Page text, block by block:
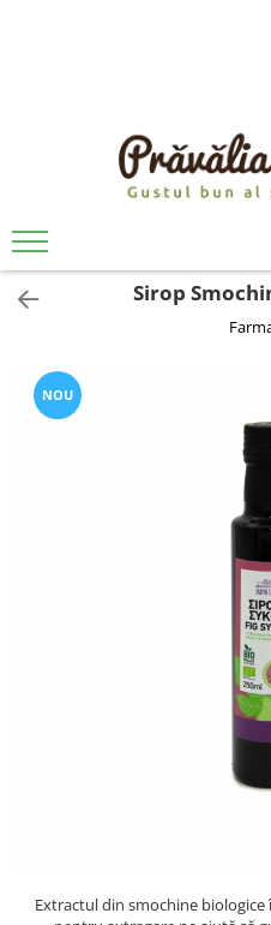
ULEIURI ȘI UNTURI
MĂSLINE
NUCI ȘI SEMINȚE
FRUCTE DESHIDRATATE
ÎNDULCITORI NATURALI /
OȚETURI ȘI SOSURI
SOSURI
CREME ȘI PASTE TARTINABILE
COSMETICE
Sirop
NOU
Extractul din smochine